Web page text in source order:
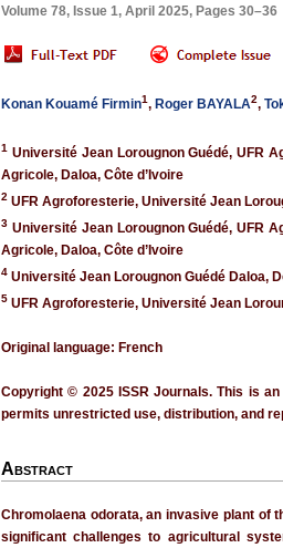
Volume 78, Issue 1, April 2025, Pages 30–36
Konan Kouamé Firmin1, Roger BAYALA2,
1 Université Jean Lorougnon Guédé, UFR
Agricole, Daloa, Côte d’Ivoire
2 UFR Agroforesterie, Université Jean
3 Université Jean Lorougnon Guédé, UFR
Agricole, Daloa, Côte d’Ivoire
4 Université Jean Lorougnon Guédé Daloa,
5 UFR Agroforesterie, Université Jean
Original language: French
Copyright © 2025 ISSR Journals. This is
permits unrestricted use, distribution, and
Abstract
Chromolaena odorata, an invasive plant of
significant challenges to agricultural